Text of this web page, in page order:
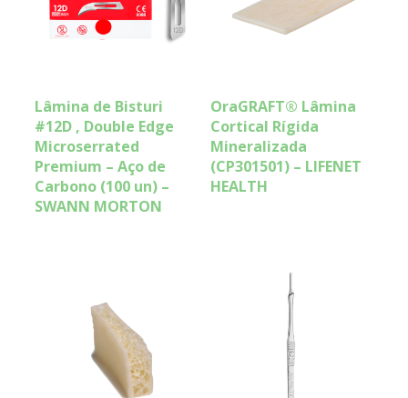
Lâmina de Bisturi
#12D , Double Edge
Microserrated
Premium – Aço de
Carbono (100 un) –
SWANN MORTON
OraGRAFT® Lâmina
Cortical Rígida
Mineralizada
(CP301501) – LIFENET
HEALTH